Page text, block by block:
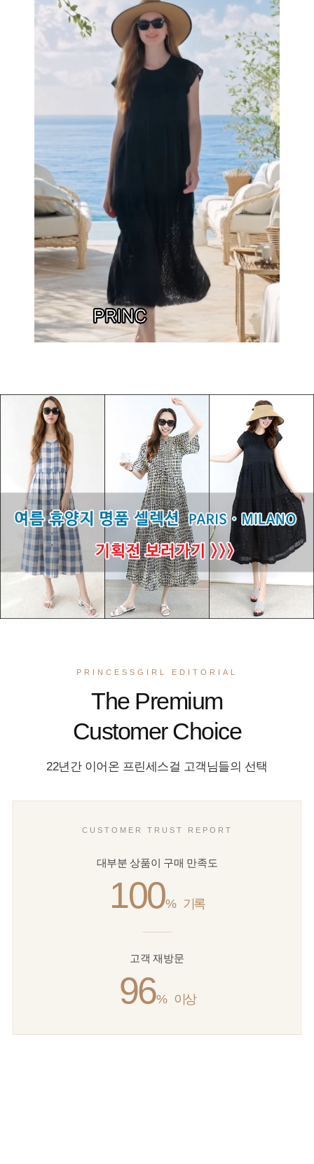
PRINCESSGIRL EDITORIAL
The Premium
Customer Choice
22년간 이어온 프린세스걸 고객님들의 선택
CUSTOMER TRUST REPORT
대부분 상품이 구매 만족도
100% 기록
고객 재방문
96% 이상